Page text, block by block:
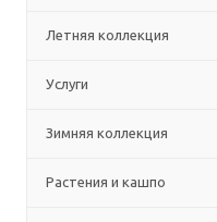
Летняя коллекция
Услуги
Зимняя коллекция
Растения и кашпо